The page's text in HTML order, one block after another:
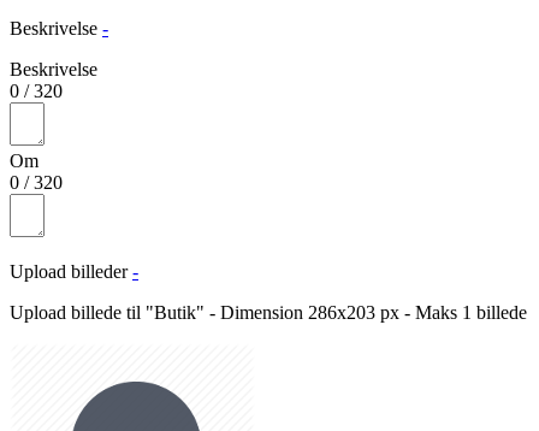
Beskrivelse -
Beskrivelse
0 /320
Om
0 /320
Upload billeder -
Upload billede til "Butik" - Dimension 286x203 px - Maks 1 billede